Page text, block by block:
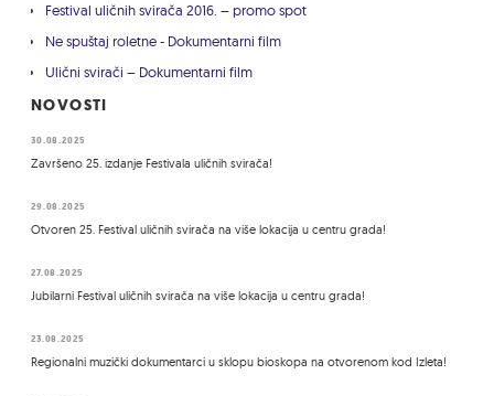
Festival uličnih svirača 2016. – promo spot
Ne spuštaj roletne - Dokumentarni film
Ulični svirači – Dokumentarni film
NOVOSTI
30.08.2025
Završeno 25. izdanje Festivala uličnih svirača!
29.08.2025
Otvoren 25. Festival uličnih svirača na više lokacija u centru grada!
27.08.2025
Jubilarni Festival uličnih svirača na više lokacija u centru grada!
23.08.2025
Regionalni muzički dokumentarci u sklopu bioskopa na otvorenom kod Izleta!